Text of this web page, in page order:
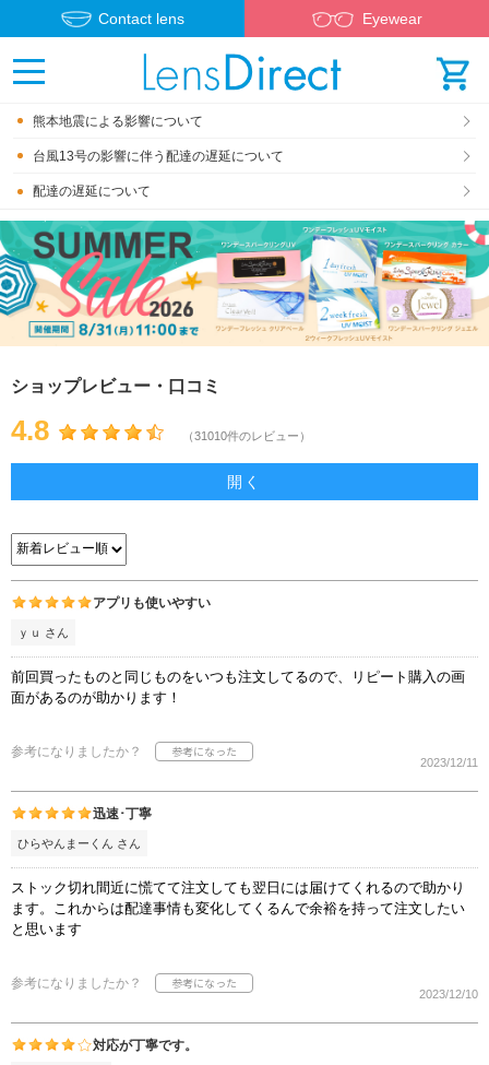
Contact lens Eyewear
熊本地震による影響について
台風13号の影響に伴う配達の遅延について
配達の遅延について
ショップレビュー・口コミ
4.8 （31010件のレビュー）
開く
アプリも使いやすい
ｙｕ さん
前回買ったものと同じものをいつも注文してるので、リピート購入の画
面があるのが助かります！
参考になりましたか？
2023/12/11
迅速･丁寧
ひらやんまーくん さん
ストック切れ間近に慌てて注文しても翌日には届けてくれるので助かり
ます。これからは配達事情も変化してくるんで余裕を持って注文したい
と思います
参考になりましたか？
2023/12/10
対応が丁寧です。